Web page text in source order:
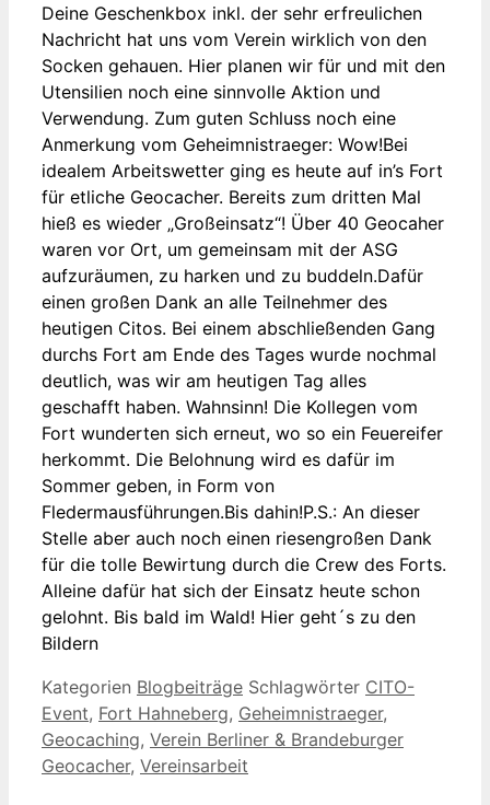
Deine Geschenkbox inkl. der sehr erfreulichen
Nachricht hat uns vom Verein wirklich von den
Socken gehauen. Hier planen wir für und mit den
Utensilien noch eine sinnvolle Aktion und
Verwendung. Zum guten Schluss noch eine
Anmerkung vom Geheimnistraeger: Wow!Bei
idealem Arbeitswetter ging es heute auf in’s Fort
für etliche Geocacher. Bereits zum dritten Mal
hieß es wieder „Großeinsatz“! Über 40 Geocaher
waren vor Ort, um gemeinsam mit der ASG
aufzuräumen, zu harken und zu buddeln.Dafür
einen großen Dank an alle Teilnehmer des
heutigen Citos. Bei einem abschließenden Gang
durchs Fort am Ende des Tages wurde nochmal
deutlich, was wir am heutigen Tag alles
geschafft haben. Wahnsinn! Die Kollegen vom
Fort wunderten sich erneut, wo so ein Feuereifer
herkommt. Die Belohnung wird es dafür im
Sommer geben, in Form von
Fledermausführungen.Bis dahin!P.S.: An dieser
Stelle aber auch noch einen riesengroßen Dank
für die tolle Bewirtung durch die Crew des Forts.
Alleine dafür hat sich der Einsatz heute schon
gelohnt. Bis bald im Wald! Hier geht´s zu den
Bildern
Kategorien Blogbeiträge Schlagwörter CITO-
Event, Fort Hahneberg, Geheimnistraeger,
Geocaching, Verein Berliner & Brandeburger
Geocacher, Vereinsarbeit